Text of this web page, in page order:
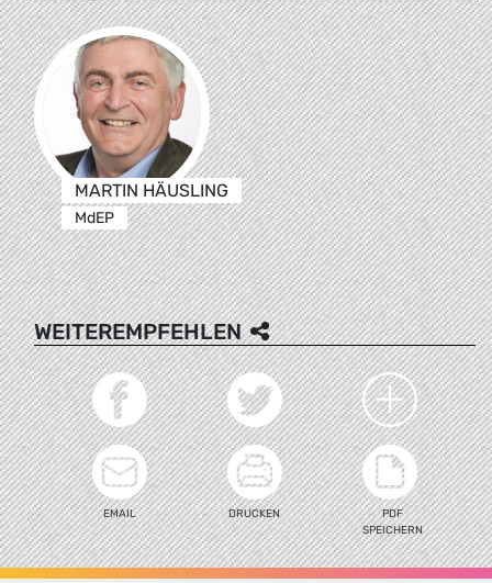
MARTIN HÄUSLING
MdEP
WEITEREMPFEHLEN
EMAIL DRUCKEN
PDF
SPEICHERN